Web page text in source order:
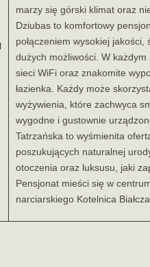
marzy się górski klimat oraz
Dziubas to komfortowy
połączeniem wysokiej jakości,
dużych możliwości. W
sieci WiFi oraz znakomite
łazienka. Każdy może
wyżywienia, które zachwyca
wygodne i gustownie
Tatrzańska to wyśmienita
poszukujących naturalnej
otoczenia oraz luksusu, jaki
Pensjonat mieści się w
narciarskiego Kotelnica